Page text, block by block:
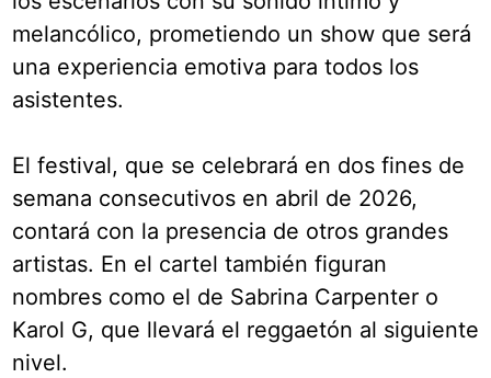
melancólico, prometiendo un show que será
una experiencia emotiva para todos los
asistentes.
El festival, que se celebrará en dos fines de
semana consecutivos en abril de 2026,
contará con la presencia de otros grandes
artistas. En el cartel también figuran
nombres como el de Sabrina Carpenter o
Karol G, que llevará el reggaetón al siguiente
nivel.